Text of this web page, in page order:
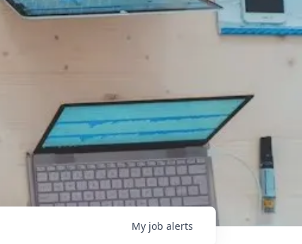
My job alerts